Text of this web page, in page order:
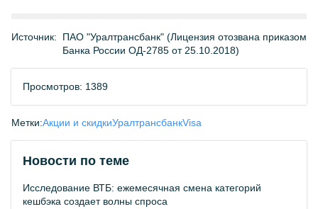
Источник:
ПАО "Уралтрансбанк" (Лицензия отозвана приказом
Банка России ОД-2785 от 25.10.2018)
Просмотров: 1389
Метки:Акции и скидкиУралтрансбанкVisa
Новости по теме
Исследование ВТБ: ежемесячная смена категорий
кешбэка создает волны спроса